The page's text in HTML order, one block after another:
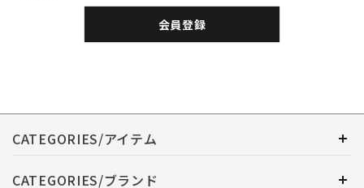
会員登録
CATEGORIES/アイテム
CATEGORIES/ブランド